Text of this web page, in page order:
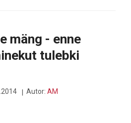
mäng - enne
tulebki
Autor: AM